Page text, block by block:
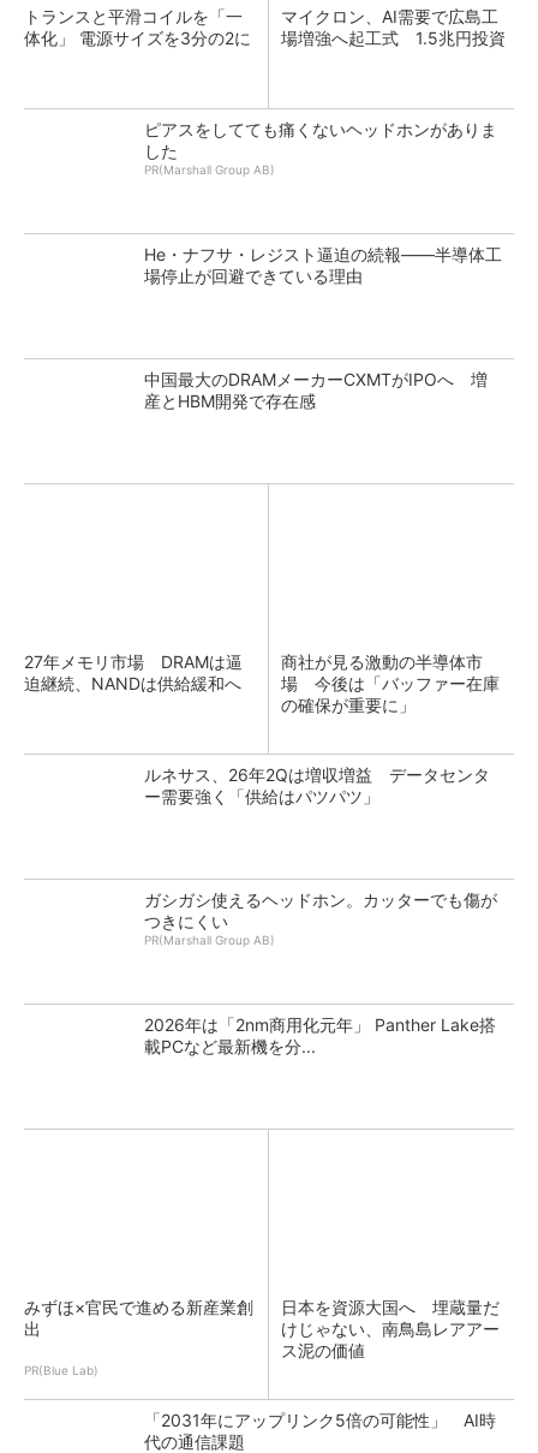
トランスと平滑コイルを「一
体化」 電源サイズを3分の2に
マイクロン、AI需要で広島工
場増強へ起工式 1.5兆円投資
ピアスをしてても痛くないヘッドホンがありま
した
PR(Marshall Group AB)
He・ナフサ・レジスト逼迫の続報――半導体工
場停止が回避できている理由
中国最大のDRAMメーカーCXMTがIPOへ 増
産とHBM開発で存在感
27年メモリ市場 DRAMは逼
迫継続、NANDは供給緩和へ
商社が見る激動の半導体市
場 今後は「バッファー在庫
の確保が重要に」
ルネサス、26年2Qは増収増益 データセンタ
ー需要強く「供給はパツパツ」
ガシガシ使えるヘッドホン。カッターでも傷が
つきにくい
PR(Marshall Group AB)
2026年は「2nm商用化元年」 Panther Lake搭
載PCなど最新機を分...
みずほ×官民で進める新産業創
出
PR(Blue Lab)
日本を資源大国へ 埋蔵量だ
けじゃない、南鳥島レアアー
ス泥の価値
「2031年にアップリンク5倍の可能性」 AI時
代の通信課題